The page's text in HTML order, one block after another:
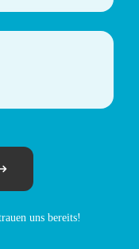
uns bereits!